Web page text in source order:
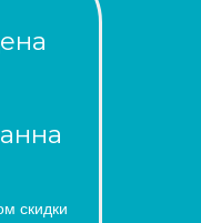
скидки